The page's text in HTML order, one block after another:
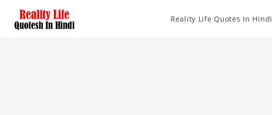
Reality Life Quotes In Hindi